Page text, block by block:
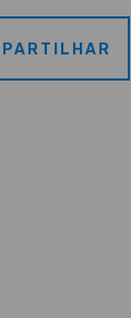
PARTILHAR